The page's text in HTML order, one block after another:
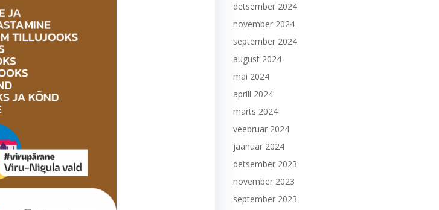
detsember 2024
november 2024
september 2024
august 2024
mai 2024
aprill 2024
märts 2024
veebruar 2024
jaanuar 2024
detsember 2023
november 2023
september 2023